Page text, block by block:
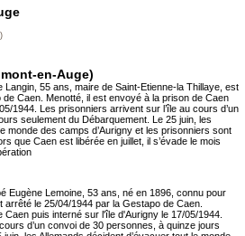
en-Auge)
Langin, 55 ans, maire de Saint-Etienne-la Thillaye, est
Caen. Menotté, il est envoyé à la prison de Caen
1944. Les prisonniers arrivent sur l’île au cours d’un
seulement du Débarquement. Le 25 juin, les
monde des camps d’Aurigny et les prisonniers sont
que Caen est libérée en juillet, il s’évade le mois
Eugène Lemoine, 53 ans, né en 1896, connu pour
le 25/04/1944 par la Gestapo de Caen.
puis interné sur l'île d'Aurigny le 17/05/1944.
d’un convoi de 30 personnes, à quinze jours